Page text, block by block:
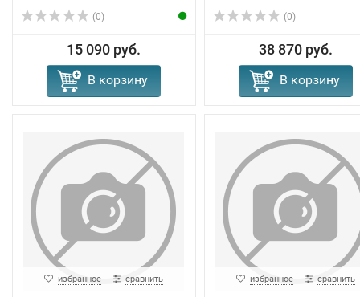
(0)
15 090 руб.
В корзину
(0)
38 870 руб.
В корзину
избранное сравнить избранное сравнить